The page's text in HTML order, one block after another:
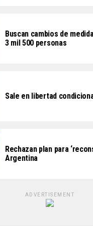
Buscan cambios de
3 mil 500 personas
Sale en libertad
Rechazan plan para
Argentina
ADVERTISEMENT